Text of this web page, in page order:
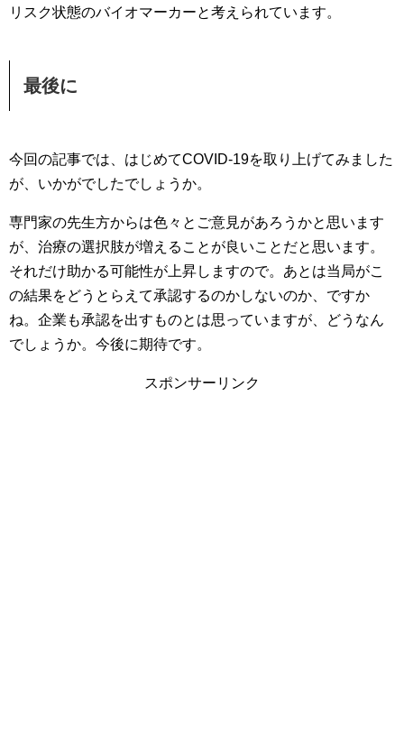
リスク状態のバイオマーカーと考えられています。
最後に
今回の記事では、はじめてCOVID-19を取り上げてみました
が、いかがでしたでしょうか。
専門家の先生方からは色々とご意見があろうかと思います
が、治療の選択肢が増えることが良いことだと思います。
それだけ助かる可能性が上昇しますので。あとは当局がこ
の結果をどうとらえて承認するのかしないのか、ですか
ね。企業も承認を出すものとは思っていますが、どうなん
でしょうか。今後に期待です。
スポンサーリンク